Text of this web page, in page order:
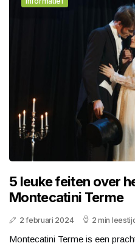
5 leuke feiten over
Montecatini Terme
2 februari 2024 2 min
Montecatini Terme is een